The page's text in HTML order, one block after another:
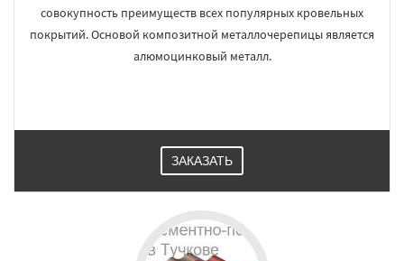
совокупность преимуществ всех популярных кровельных
покрытий. Основой композитной металлочерепицы является
алюмоцинковый металл.
ЗАКАЗАТЬ